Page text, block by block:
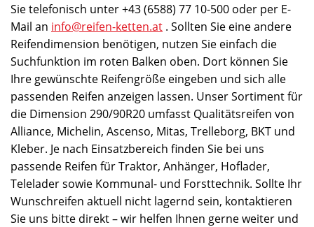
Sie telefonisch unter +43 (6588) 77 10-500 oder per E-
Mail an info@reifen-ketten.at . Sollten Sie eine andere
Reifendimension benötigen, nutzen Sie einfach die
Suchfunktion im roten Balken oben. Dort können Sie
Ihre gewünschte Reifengröße eingeben und sich alle
passenden Reifen anzeigen lassen. Unser Sortiment für
die Dimension 290/90R20 umfasst Qualitätsreifen von
Alliance, Michelin, Ascenso, Mitas, Trelleborg, BKT und
Kleber. Je nach Einsatzbereich finden Sie bei uns
passende Reifen für Traktor, Anhänger, Hoflader,
Telelader sowie Kommunal- und Forsttechnik. Sollte Ihr
Wunschreifen aktuell nicht lagernd sein, kontaktieren
Sie uns bitte direkt – wir helfen Ihnen gerne weiter und